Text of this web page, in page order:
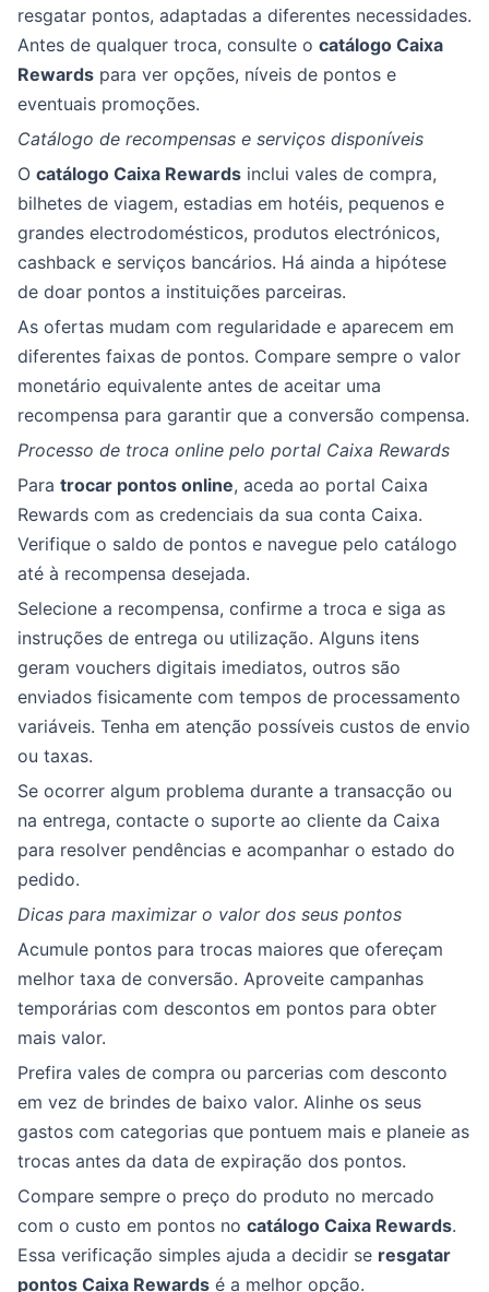
resgatar pontos, adaptadas a diferentes necessidades.
Antes de qualquer troca, consulte o catálogo Caixa
Rewards para ver opções, níveis de pontos e
eventuais promoções.
Catálogo de recompensas e serviços disponíveis
O catálogo Caixa Rewards inclui vales de compra,
bilhetes de viagem, estadias em hotéis, pequenos e
grandes electrodomésticos, produtos electrónicos,
cashback e serviços bancários. Há ainda a hipótese
de doar pontos a instituições parceiras.
As ofertas mudam com regularidade e aparecem em
diferentes faixas de pontos. Compare sempre o valor
monetário equivalente antes de aceitar uma
recompensa para garantir que a conversão compensa.
Processo de troca online pelo portal Caixa Rewards
Para trocar pontos online, aceda ao portal Caixa
Rewards com as credenciais da sua conta Caixa.
Verifique o saldo de pontos e navegue pelo catálogo
até à recompensa desejada.
Selecione a recompensa, confirme a troca e siga as
instruções de entrega ou utilização. Alguns itens
geram vouchers digitais imediatos, outros são
enviados fisicamente com tempos de processamento
variáveis. Tenha em atenção possíveis custos de envio
ou taxas.
Se ocorrer algum problema durante a transacção ou
na entrega, contacte o suporte ao cliente da Caixa
para resolver pendências e acompanhar o estado do
pedido.
Dicas para maximizar o valor dos seus pontos
Acumule pontos para trocas maiores que ofereçam
melhor taxa de conversão. Aproveite campanhas
temporárias com descontos em pontos para obter
mais valor.
Prefira vales de compra ou parcerias com desconto
em vez de brindes de baixo valor. Alinhe os seus
gastos com categorias que pontuem mais e planeie as
trocas antes da data de expiração dos pontos.
Compare sempre o preço do produto no mercado
com o custo em pontos no catálogo Caixa Rewards.
Essa verificação simples ajuda a decidir se resgatar
pontos Caixa Rewards é a melhor opção.